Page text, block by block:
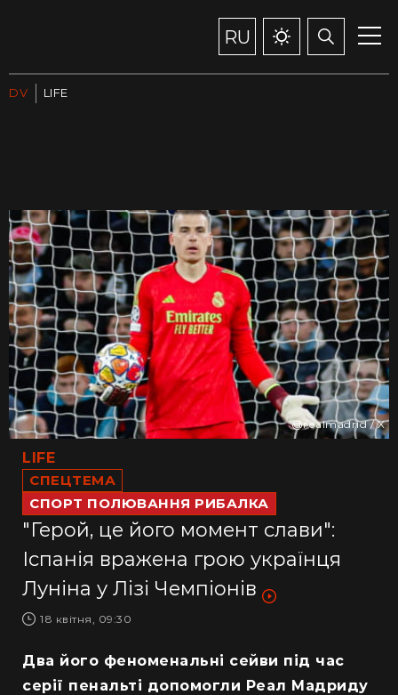
RU
DV LIFE
LIFE
СПЕЦТЕМА
СПОРТ ПОЛЮВАННЯ РИБАЛКА
"Герой, це його момент слави":
Іспанія вражена грою українця
Луніна у Лізі Чемпіонів
18 квітня, 09:30
@realmadrid / X
Два його феноменальні сейви під час
серії пенальті допомогли Реал Мадриду